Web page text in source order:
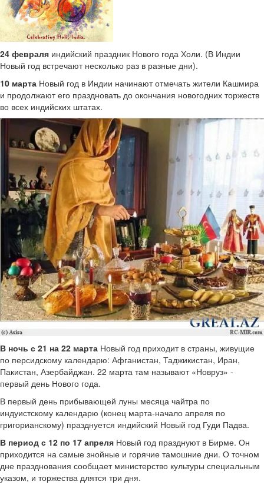
24 февраля индийский праздник Нового года Холи. (В Индии
Новый год встречают несколько раз в разные дни).
10 марта Новый год в Индии начинают отмечать жители Кашмира
и продолжают его праздновать до окончания новогодних торжеств
во всех индийских штатах.
В ночь с 21 на 22 марта Новый год приходит в страны, живущие
по персидскому календарю: Афганистан, Таджикистан, Иран,
Пакистан, Азербайджан. 22 марта там называют «Новруз» -
первый день Нового года.
В первый день прибывающей луны месяца чайтра по
индуистскому календарю (конец марта-начало апреля по
григорианскому) празднуется индийский Новый год Гуди Падва.
В период с 12 по 17 апреля Новый год празднуют в Бирме. Он
приходится на самые знойные и горячие тамошние дни. О точном
дне празднования сообщает министерство культуры специальным
указом, и торжества длятся три дня.